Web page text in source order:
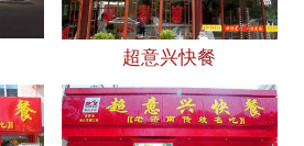
超意兴快餐